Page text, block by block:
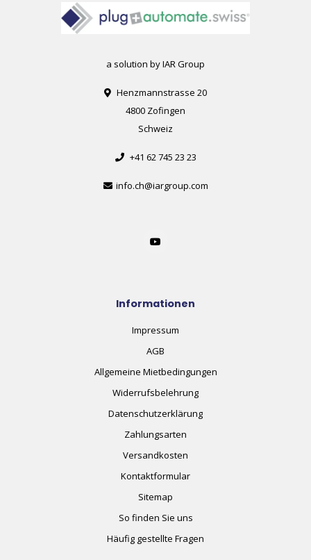
a solution by IAR Group
Henzmannstrasse 20
4800 Zofingen
Schweiz
+41 62 745 23 23
info.ch@iargroup.com
Informationen
Impressum
AGB
Allgemeine Mietbedingungen
Widerrufsbelehrung
Datenschutzerklärung
Zahlungsarten
Versandkosten
Kontaktformular
Sitemap
So finden Sie uns
Häufig gestellte Fragen